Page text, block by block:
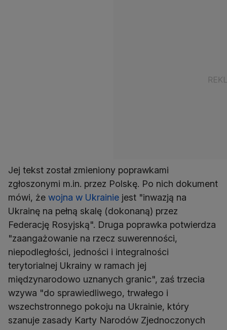
Jej tekst został zmieniony poprawkami
zgłoszonymi m.in. przez Polskę. Po nich dokument
mówi, że wojna w Ukrainie jest "inwazją na
Ukrainę na pełną skalę (dokonaną) przez
Federację Rosyjską". Druga poprawka potwierdza
"zaangażowanie na rzecz suwerenności,
niepodległości, jedności i integralności
terytorialnej Ukrainy w ramach jej
międzynarodowo uznanych granic", zaś trzecia
wzywa "do sprawiedliwego, trwałego i
wszechstronnego pokoju na Ukrainie, który
szanuje zasady Karty Narodów Zjednoczonych